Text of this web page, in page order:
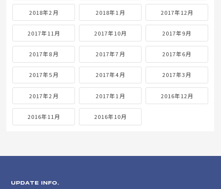
2018年2月 2018年1月 2017年12月
2017年11月 2017年10月 2017年9月
2017年8月 2017年7月 2017年6月
2017年5月 2017年4月 2017年3月
2017年2月 2017年1月 2016年12月
2016年11月 2016年10月
UPDATE INFO.